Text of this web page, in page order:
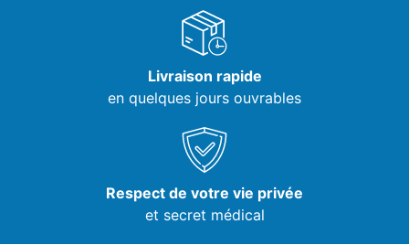
Livraison rapide
en quelques jours ouvrables
Respect de votre vie privée
et secret médical